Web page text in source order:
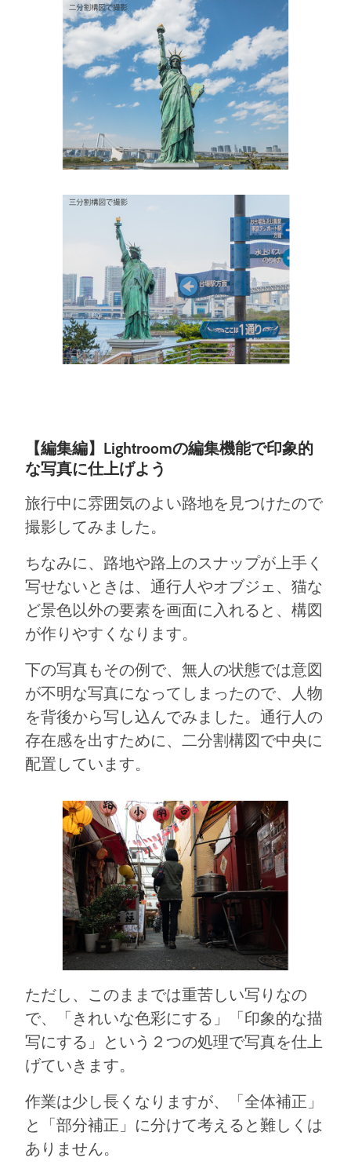
【編集編】Lightroomの編集機能で印象的
な写真に仕上げよう
旅行中に雰囲気のよい路地を見つけたので
撮影してみました。
ちなみに、路地や路上のスナップが上手く
写せないときは、通行人やオブジェ、猫な
ど景色以外の要素を画面に入れると、構図
が作りやすくなります。
下の写真もその例で、無人の状態では意図
が不明な写真になってしまったので、人物
を背後から写し込んでみました。通行人の
存在感を出すために、二分割構図で中央に
配置しています。
ただし、このままでは重苦しい写りなの
で、「きれいな色彩にする」「印象的な描
写にする」という２つの処理で写真を仕上
げていきます。
作業は少し長くなりますが、「全体補正」
と「部分補正」に分けて考えると難しくは
ありません。